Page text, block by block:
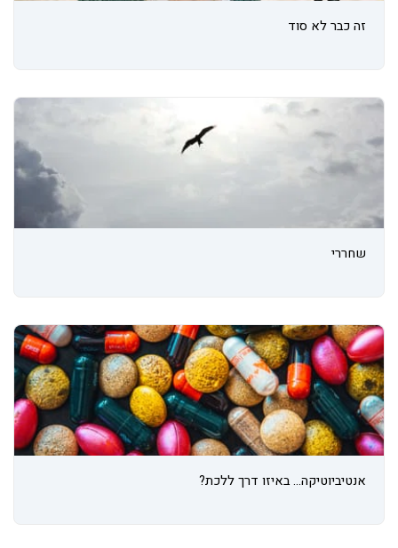
זה כבר לא סוד
שחררי
אנטיביוטיקה... באיזו דרך ללכת?